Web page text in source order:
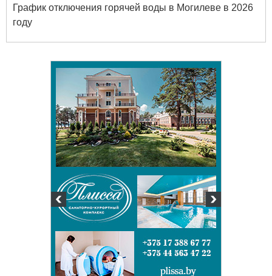
График отключения горячей воды в Могилеве в 2026
году